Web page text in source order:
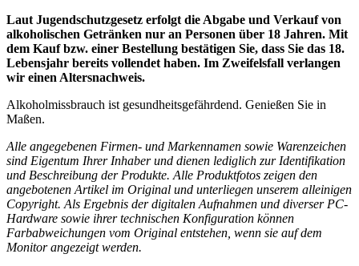
Laut Jugendschutzgesetz erfolgt die Abgabe und Verkauf von
alkoholischen Getränken nur an Personen über 18 Jahren. Mit
dem Kauf bzw. einer Bestellung bestätigen Sie, dass Sie das 18.
Lebensjahr bereits vollendet haben. Im Zweifelsfall verlangen
wir einen Altersnachweis.
Alkoholmissbrauch ist gesundheitsgefährdend. Genießen Sie in
Maßen.
Alle angegebenen Firmen- und Markennamen sowie Warenzeichen
sind Eigentum Ihrer Inhaber und dienen lediglich zur Identifikation
und Beschreibung der Produkte. Alle Produktfotos zeigen den
angebotenen Artikel im Original und unterliegen unserem alleinigen
Copyright. Als Ergebnis der digitalen Aufnahmen und diverser PC-
Hardware sowie ihrer technischen Konfiguration können
Farbabweichungen vom Original entstehen, wenn sie auf dem
Monitor angezeigt werden.